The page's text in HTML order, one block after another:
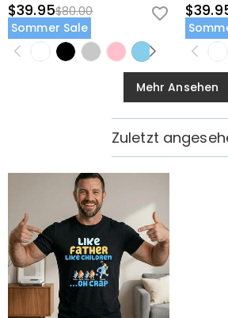
$39.95$80.00
Sommer Sale
Mehr Ansehen
Zuletzt